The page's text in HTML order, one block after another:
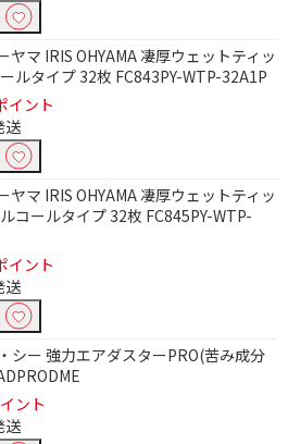
ヤマ IRIS OHYAMA 凄厚ウェットティッ
ルタイプ 32枚 FC843PY-WTP-32A1P
イント
送
ヤマ IRIS OHYAMA 凄厚ウェットティッ
コールタイプ 32枚 FC845PY-WTP-
イント
送
シー 強力エアダスターPRO(苦み成分
ント
送